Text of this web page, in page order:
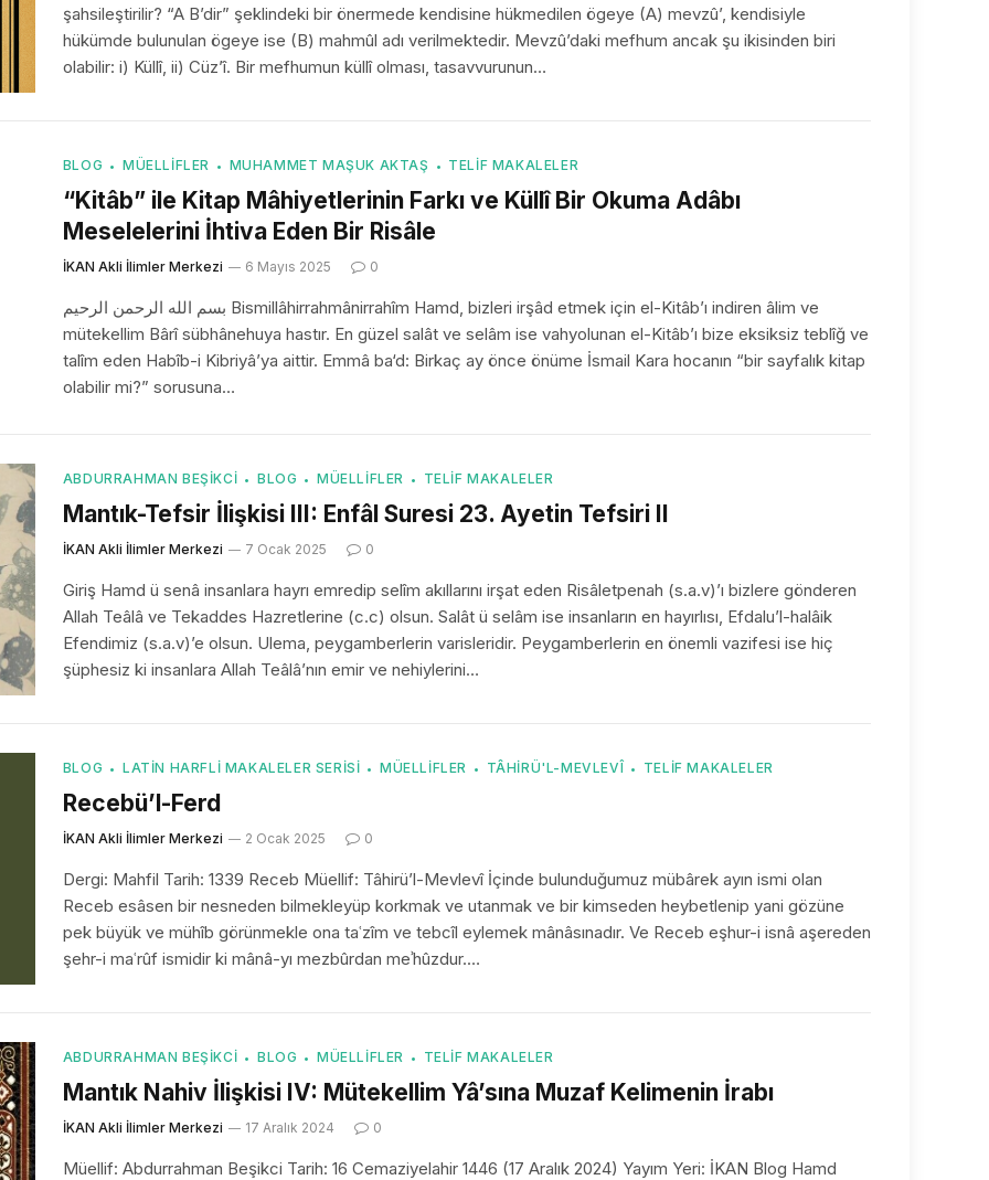
şahsileştirilir? “A B’dir” şeklindeki bir önermede kendisine hükmedilen ögeye (A) mevzû’, kendisiyle
hükümde bulunulan ögeye ise (B) mahmûl adı verilmektedir. Mevzû’daki mefhum ancak şu ikisinden biri
olabilir: i) Küllî, ii) Cüz’î. Bir mefhumun küllî olması, tasavvurunun…
BLOG MÜELLIFLER MUHAMMET MAŞUK AKTAŞ TELIF MAKALELER
“Kitâb” ile Kitap Mâhiyetlerinin Farkı ve Küllî Bir Okuma Adâbı
Meselelerini İhtiva Eden Bir Risâle
İKAN Akli İlimler Merkezi 6 Mayıs 2025 0
بسم الله الرحمن الرحيم Bismillâhirrahmânirrahîm Hamd, bizleri irşâd etmek için el-Kitâb’ı indiren âlim ve
mütekellim Bârî sübhânehuya hastır. En güzel salât ve selâm ise vahyolunan el-Kitâb’ı bize eksiksiz teblîğ ve
talîm eden Habîb-i Kibriyâ’ya aittir. Emmâ ba‘d: Birkaç ay önce önüme İsmail Kara hocanın “bir sayfalık kitap
olabilir mi?” sorusuna…
ABDURRAHMAN BEŞIKCI BLOG MÜELLIFLER TELIF MAKALELER
Mantık-Tefsir İlişkisi III: Enfâl Suresi 23. Ayetin Tefsiri II
İKAN Akli İlimler Merkezi 7 Ocak 2025 0
Giriş Hamd ü senâ insanlara hayrı emredip selîm akıllarını irşat eden Risâletpenah (s.a.v)’ı bizlere gönderen
Allah Teâlâ ve Tekaddes Hazretlerine (c.c) olsun. Salât ü selâm ise insanların en hayırlısı, Efdalu’l-halâik
Efendimiz (s.a.v)’e olsun. Ulema, peygamberlerin varisleridir. Peygamberlerin en önemli vazifesi ise hiç
şüphesiz ki insanlara Allah Teâlâ’nın emir ve nehiylerini…
BLOG LATIN HARFLI MAKALELER SERISI MÜELLIFLER TÂHIRÜ'L-MEVLEVÎ TELIF MAKALELER
Recebü’l-Ferd
İKAN Akli İlimler Merkezi 2 Ocak 2025 0
Dergi: Mahfil Tarih: 1339 Receb Müellif: Tâhirü’l-Mevlevî İçinde bulunduğumuz mübârek ayın ismi olan
Receb esâsen bir nesneden bilmekleyüp korkmak ve utanmak ve bir kimseden heybetlenip yani gözüne
pek büyük ve mühîb görünmekle ona taʿzîm ve tebcîl eylemek mânâsınadır. Ve Receb eşhur-i isnâ aşereden
şehr-i maʿrûf ismidir ki mânâ-yı mezbûrdan meʾhûzdur.…
ABDURRAHMAN BEŞIKCI BLOG MÜELLIFLER TELIF MAKALELER
Mantık Nahiv İlişkisi IV: Mütekellim Yâ’sına Muzaf Kelimenin İrabı
İKAN Akli İlimler Merkezi 17 Aralık 2024 0
Müellif: Abdurrahman Beşikci Tarih: 16 Cemaziyelahir 1446 (17 Aralık 2024) Yayım Yeri: İKAN Blog Hamd